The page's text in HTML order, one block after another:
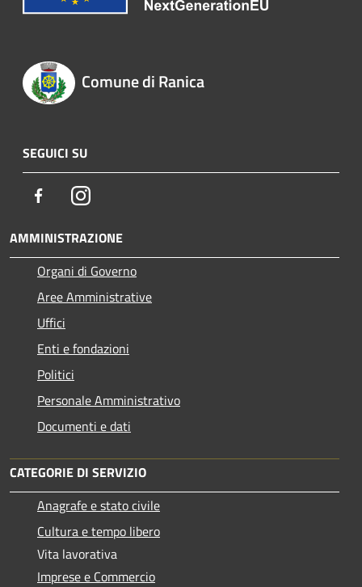
Comune di Ranica
SEGUICI SU
FacebookInstagram
AMMINISTRAZIONE
Organi di Governo
Aree Amministrative
Uffici
Enti e fondazioni
Politici
Personale Amministrativo
Documenti e dati
CATEGORIE DI SERVIZIO
Anagrafe e stato civile
Cultura e tempo libero
Vita lavorativa
Imprese e Commercio